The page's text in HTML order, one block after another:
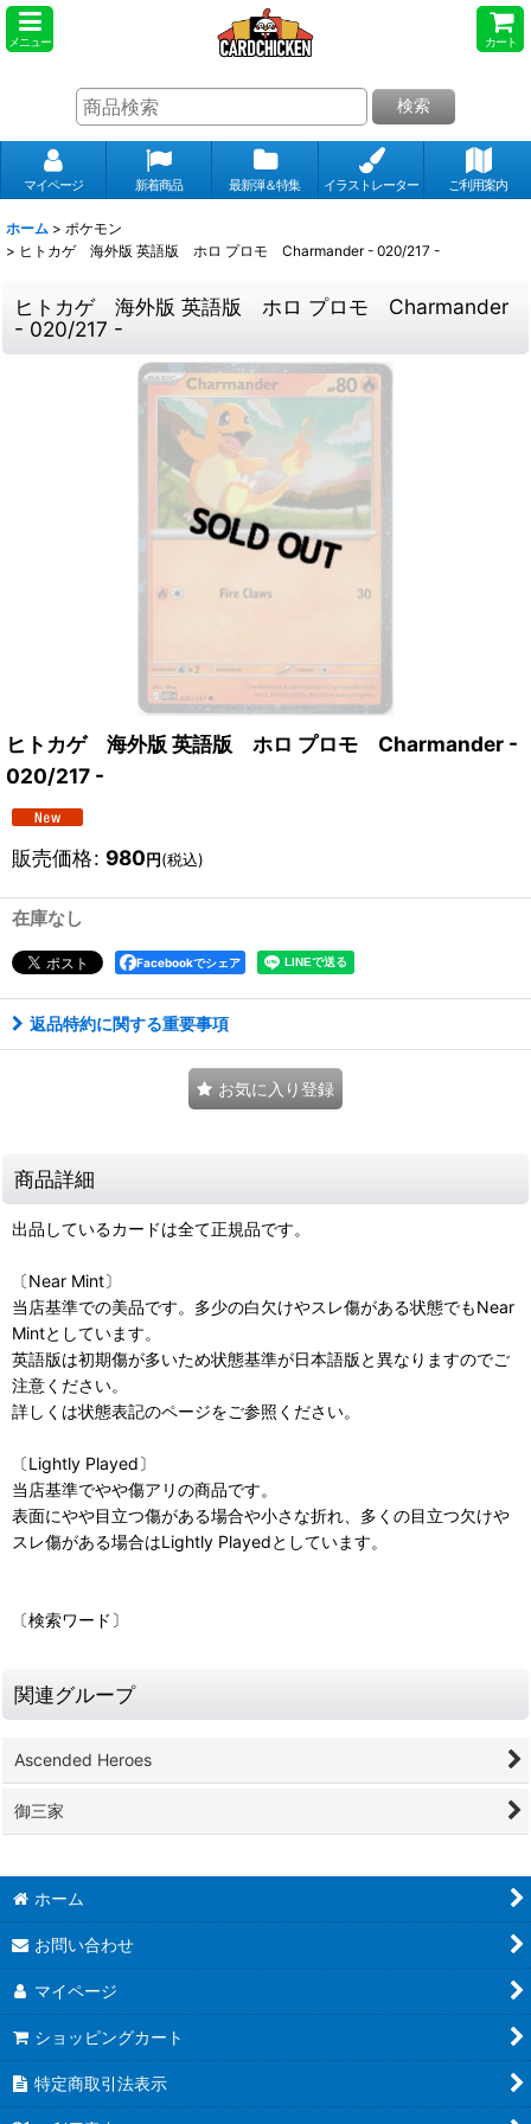
メニュー カート
検索
マイページ 新着商品 最新弾＆特集 イラストレーター ご利用案内
ホーム > ポケモン
> ヒトカゲ 海外版 英語版 ホロ プロモ Charmander - 020/217 -
ヒトカゲ 海外版 英語版 ホロ プロモ Charmander
- 020/217 -
ヒトカゲ 海外版 英語版 ホロ プロモ Charmander -
020/217 -
販売価格: 980円(税込)
在庫なし
Facebookでシェア
返品特約に関する重要事項
お気に入り登録
商品詳細
出品しているカードは全て正規品です。
〔Near Mint〕
当店基準での美品です。多少の白欠けやスレ傷がある状態でもNear
Mintとしています。
英語版は初期傷が多いため状態基準が日本語版と異なりますのでご
注意ください。
詳しくは状態表記のページをご参照ください。
〔Lightly Played〕
当店基準でやや傷アリの商品です。
表面にやや目立つ傷がある場合や小さな折れ、多くの目立つ欠けや
スレ傷がある場合はLightly Playedとしています。
〔検索ワード〕
関連グループ
Ascended Heroes
御三家
ホーム
お問い合わせ
マイページ
ショッピングカート
特定商取引法表示